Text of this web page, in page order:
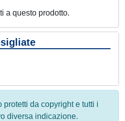
a questo prodotto.
protetti da copyright e tutti i
diversa indicazione.